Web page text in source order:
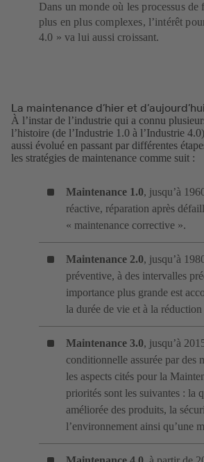
Dans un monde où les processus de
plus en plus complexes, l’intérêt
4.0 » va lui aussi croissant.
La maintenance d’hier et d’aujourd’hui
À l’instar de l’industrie qui a connu
l’histoire (de l’Industrie 1.0 à l’Industrie
aussi évolué en passant par différentes
les stratégies de maintenance comme suit :
Maintenance 1.0, jusqu’à
réactive, réparation après
« maintenance corrective ».
Maintenance 2.0, jusqu’à
préventive, à des intervalles
importance plus grande est
la durée de vie et à la réduction
Maintenance 3.0, jusqu’à
conditionnelle assurée par des
les aspects cités pour la
priorités sont les suivantes : la
améliorée des produits, la
l’environnement ainsi qu’une